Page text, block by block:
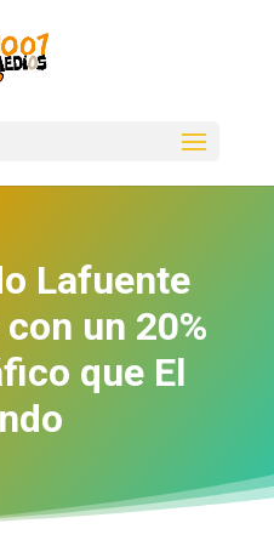
Lafuente
un 20%
que El